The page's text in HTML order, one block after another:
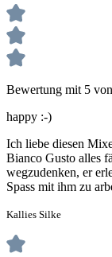
Bewertung mit 5
happy :-)
Ich liebe diesen
Bianco Gusto alles
wegzudenken, er
Spass mit ihm zu
Kallies Silke